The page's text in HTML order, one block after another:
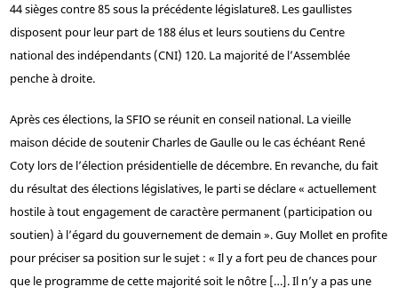
44 sièges contre 85 sous la précédente législature8. Les gaullistes
disposent pour leur part de 188 élus et leurs soutiens du Centre
national des indépendants (CNI) 120. La majorité de l’Assemblée
penche à droite.
Après ces élections, la SFIO se réunit en conseil national. La vieille
maison décide de soutenir Charles de Gaulle ou le cas échéant René
Coty lors de l’élection présidentielle de décembre. En revanche, du fait
du résultat des élections législatives, le parti se déclare « actuellement
hostile à tout engagement de caractère permanent (participation ou
soutien) à l’égard du gouvernement de demain ». Guy Mollet en profite
pour préciser sa position sur le sujet : « Il y a fort peu de chances pour
que le programme de cette majorité soit le nôtre […]. Il n’y a pas une